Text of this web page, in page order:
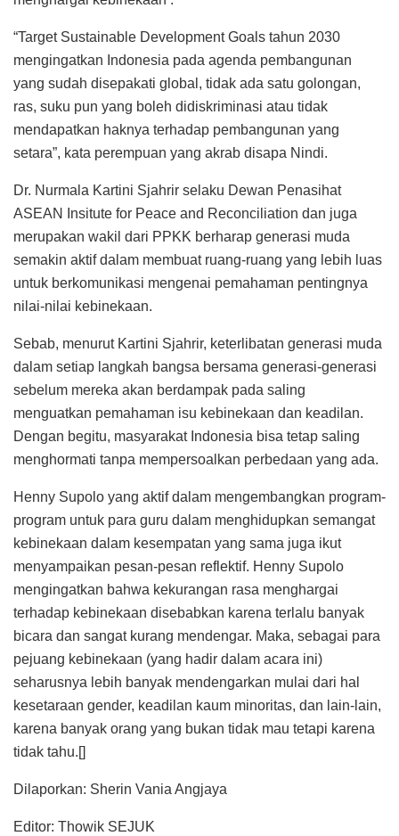
“Target Sustainable Development Goals tahun 2030
mengingatkan Indonesia pada agenda pembangunan
yang sudah disepakati global, tidak ada satu golongan,
ras, suku pun yang boleh didiskriminasi atau tidak
mendapatkan haknya terhadap pembangunan yang
setara”, kata perempuan yang akrab disapa Nindi.
Dr. Nurmala Kartini Sjahrir selaku Dewan Penasihat
ASEAN Insitute for Peace and Reconciliation dan juga
merupakan wakil dari PPKK berharap generasi muda
semakin aktif dalam membuat ruang-ruang yang lebih luas
untuk berkomunikasi mengenai pemahaman pentingnya
nilai-nilai kebinekaan.
Sebab, menurut Kartini Sjahrir, keterlibatan generasi muda
dalam setiap langkah bangsa bersama generasi-generasi
sebelum mereka akan berdampak pada saling
menguatkan pemahaman isu kebinekaan dan keadilan.
Dengan begitu, masyarakat Indonesia bisa tetap saling
menghormati tanpa mempersoalkan perbedaan yang ada.
Henny Supolo yang aktif dalam mengembangkan program-
program untuk para guru dalam menghidupkan semangat
kebinekaan dalam kesempatan yang sama juga ikut
menyampaikan pesan-pesan reflektif. Henny Supolo
mengingatkan bahwa kekurangan rasa menghargai
terhadap kebinekaan disebabkan karena terlalu banyak
bicara dan sangat kurang mendengar. Maka, sebagai para
pejuang kebinekaan (yang hadir dalam acara ini)
seharusnya lebih banyak mendengarkan mulai dari hal
kesetaraan gender, keadilan kaum minoritas, dan lain-lain,
karena banyak orang yang bukan tidak mau tetapi karena
tidak tahu.[]
Dilaporkan: Sherin Vania Angjaya
Editor: Thowik SEJUK